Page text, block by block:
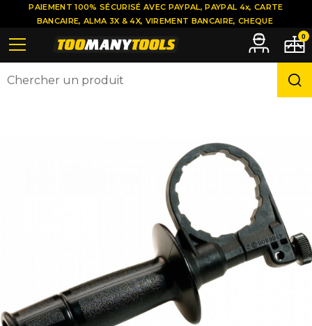
PAIEMENT 100% SÉCURISÉ AVEC PAYPAL, PAYPAL 4x, CARTE
BANCAIRE, ALMA 3X & 4X, VIREMENT BANCAIRE, CHEQUE
0